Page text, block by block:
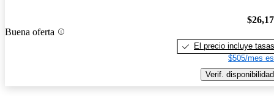
Buena oferta
El precio incluye tasas
$505/mes
Verif. disponibilidad